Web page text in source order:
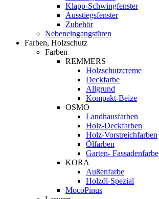
Klapp-Schwingfenster
Ausstiegsfenster
Zubehör
Nebeneingangstüren
Farben, Holzschutz
Farben
REMMERS
Holzschutzcreme
Deckfarbe
Allgrund
Kompakt-Beize
OSMO
Landhausfarben
Holz-Deckfarben
Holz-Vorstreichfarben
Ölfarben
Garten- Fassadenfarbe
KORA
Außenfarbe
Holzöl-Spezial
MocoPinus